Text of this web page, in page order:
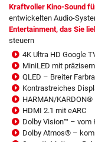
Kraftvoller Kino-Sound
entwickelten Audio-
Entertainment, das Sie
steuern
4K Ultra HD Google
MiniLED mit
QLED – Breiter
Kontrastreiches
HARMAN/
HDMI 2.1 mit eARC
Dolby Vision™ – vom
Dolby Atmos® –